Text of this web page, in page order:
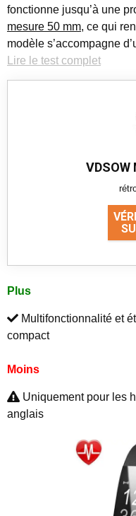
fonctionne jusqu’à une
mesure 50 mm, ce qui
modèle s’accompagne
Lire le test complet
Plus
Multifonctionnalité et
compact
Moins
Uniquement pour les
anglais